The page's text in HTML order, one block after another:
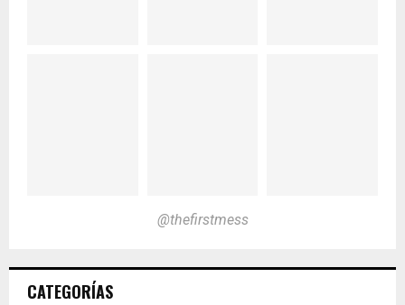
@thefirstmess
CATEGORÍAS